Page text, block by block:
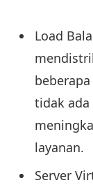
Load
tidak ada
layanan.
Server